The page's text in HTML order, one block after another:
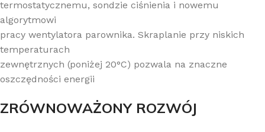
termostatycznemu, sondzie ciśnienia i nowemu
algorytmowi
pracy wentylatora parownika. Skraplanie przy niskich
temperaturach
zewnętrznych (poniżej 20°C) pozwala na znaczne
oszczędności energii
ZRÓWNOWAŻONY ROZWÓJ